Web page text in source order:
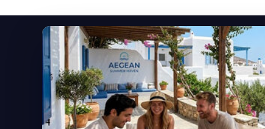
Εγγραφείτε στο newsletter μας
Μείνετε ενημερωμένοι με τις τελευταίες